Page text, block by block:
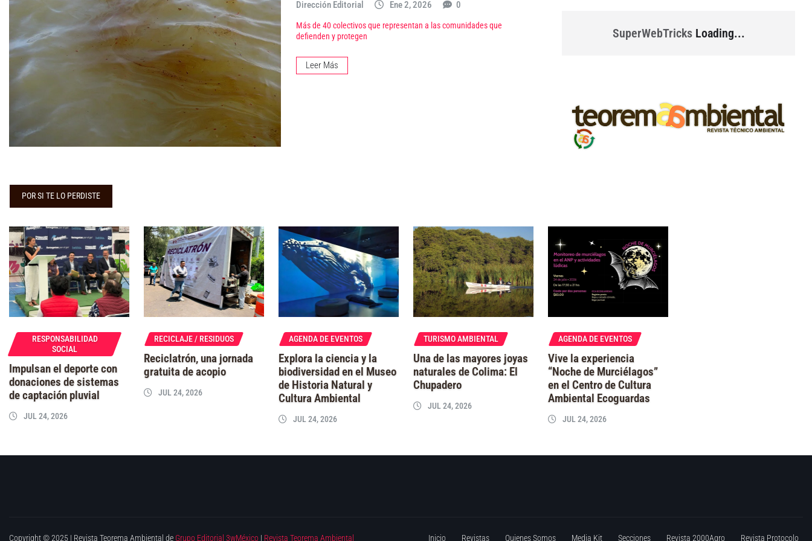
Dirección Editorial Ene 2, 2026 0
Más de 40 colectivos que representan a las comunidades que
defienden y protegen
Leer Más
SuperWebTricksLoading...
POR SI TE LO PERDISTE
RESPONSABILIDAD
SOCIAL
Impulsan el deporte con
donaciones de sistemas
de captación pluvial
JUL 24, 2026
RECICLAJE / RESIDUOS
Reciclatrón, una jornada
gratuita de acopio
JUL 24, 2026
AGENDA DE EVENTOS
Explora la ciencia y la
biodiversidad en el Museo
de Historia Natural y
Cultura Ambiental
JUL 24, 2026
TURISMO AMBIENTAL
Una de las mayores joyas
naturales de Colima: El
Chupadero
JUL 24, 2026
AGENDA DE EVENTOS
Vive la experiencia
“Noche de Murciélagos”
en el Centro de Cultura
Ambiental Ecoguardas
JUL 24, 2026
Copyright © 2025 | Revista Teorema Ambiental de Grupo Editorial 3wMéxico | Revista Teorema Ambiental Inicio Revistas Quienes Somos Media Kit Secciones Revista 2000Agro Revista Protocolo